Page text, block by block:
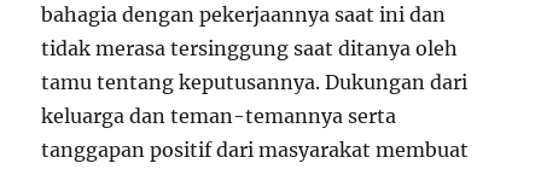
bahagia dengan pekerjaannya saat ini dan
tidak merasa tersinggung saat ditanya oleh
tamu tentang keputusannya. Dukungan dari
keluarga dan teman-temannya serta
tanggapan positif dari masyarakat membuat